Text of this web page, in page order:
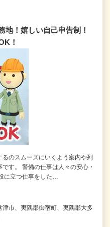
地！嬉しい自己申告制！
！
のスムーズにいくよう案内や列
す。 警備の仕事は人々の安心・
に立つ仕事をした…
市、夷隅郡御宿町、夷隅郡大多